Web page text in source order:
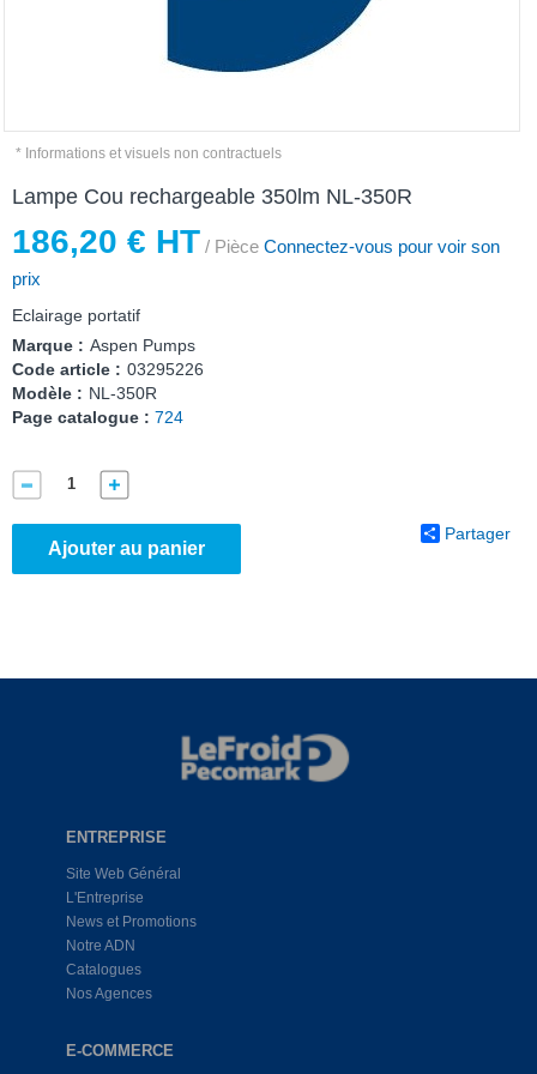
* Informations et visuels non contractuels
Lampe Cou rechargeable 350lm NL-350R
186,20 € HT / Pièce Connectez-vous pour voir son
prix
Eclairage portatif
Marque : Aspen Pumps
Code article : 03295226
Modèle : NL-350R
Page catalogue : 724
Ajouter au panier
Partager
ENTREPRISE
Site Web Général
L'Entreprise
News et Promotions
Notre ADN
Catalogues
Nos Agences
E-COMMERCE